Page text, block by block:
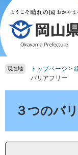
ペ
ー
ジ
の
先
頭
メ
ニ
ュ
ー
を
飛
て
現在地 トップページ >
バリアフリー
３つのバ